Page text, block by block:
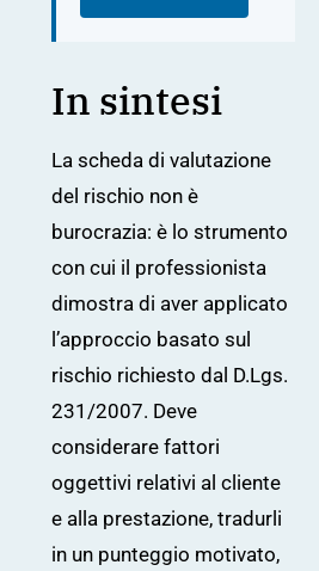
In sintesi
La scheda di valutazione
del rischio non è
burocrazia: è lo strumento
con cui il professionista
dimostra di aver applicato
l’approccio basato sul
rischio richiesto dal D.Lgs.
231/2007. Deve
considerare fattori
oggettivi relativi al cliente
e alla prestazione, tradurli
in un punteggio motivato,